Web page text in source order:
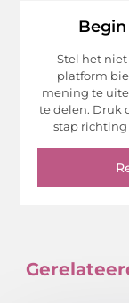
Stel het
platform
mening te
te delen. Druk
stap